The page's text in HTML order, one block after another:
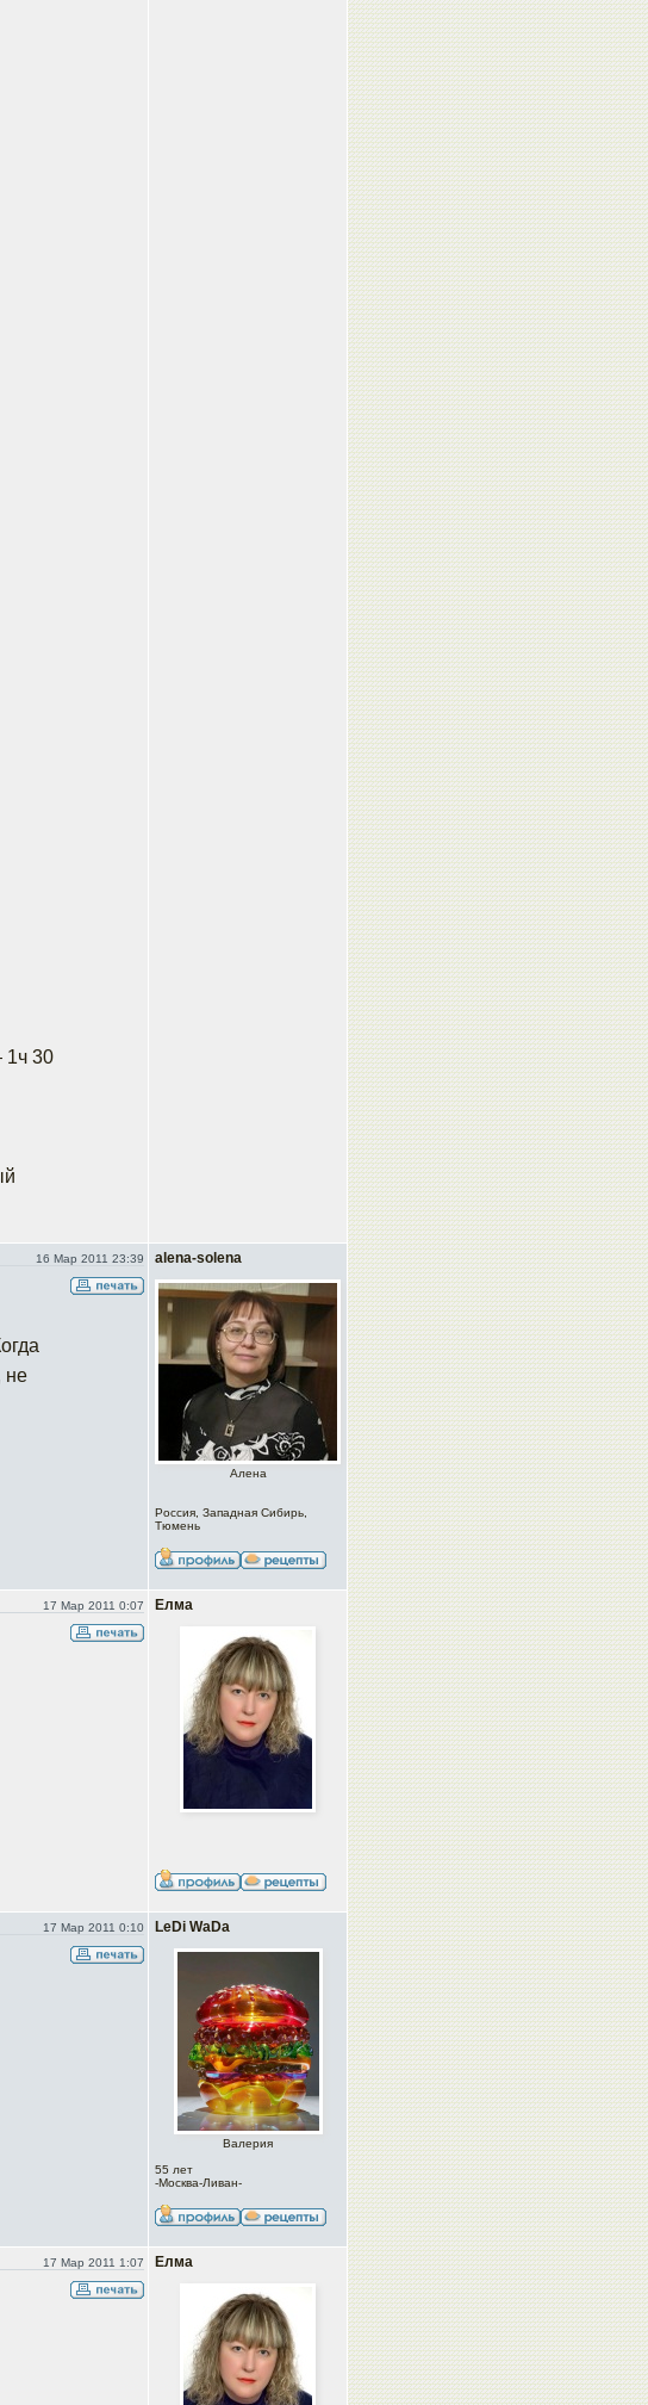
1ч 30
16 Мар 2011 23:39 alena-solena
Алена
Россия, Западная Сибирь,
Тюмень
не
17 Мар 2011 0:07 Елма
17 Мар 2011 0:10 LeDi WaDa
Валерия
55 лет
-Москва-Ливан-
17 Мар 2011 1:07 Елма